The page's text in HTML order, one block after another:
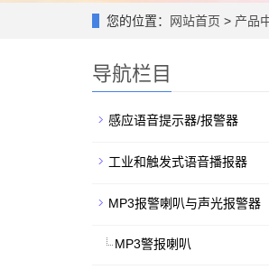
您的位置： 网站首页 > 产品
导航栏目
感应语音提示器/报警器
工业和触发式语音播报器
MP3报警喇叭与声光报警器
MP3警报喇叭